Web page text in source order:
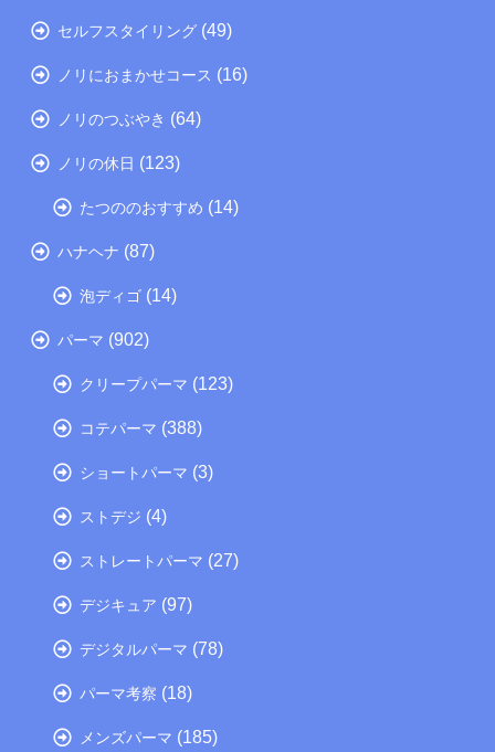
セルフスタイリング (49)
ノリにおまかせコース (16)
ノリのつぶやき (64)
ノリの休日 (123)
たつののおすすめ (14)
ハナヘナ (87)
泡ディゴ (14)
パーマ (902)
クリープパーマ (123)
コテパーマ (388)
ショートパーマ (3)
ストデジ (4)
ストレートパーマ (27)
デジキュア (97)
デジタルパーマ (78)
パーマ考察 (18)
メンズパーマ (185)